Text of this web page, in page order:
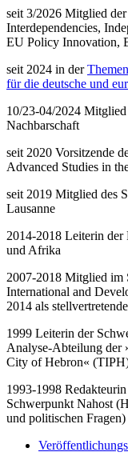
seit 3/2026 Mitglied
Interdependencies,
EU Policy Innovation,
seit 2024 in der
für die deutsche und
10/23-04/2024
Nachbarschaft
seit 2020 Vorsitzende
Advanced Studies in
seit 2019 Mitglied des
Lausanne
2014-2018 Leiterin der
und Afrika
2007-2018 Mitglied im
International and
2014 als
1999 Leiterin der
Analyse-Abteilung der
City of Hebron«
1993-1998
Schwerpunkt Nahost
und politischen Fragen)